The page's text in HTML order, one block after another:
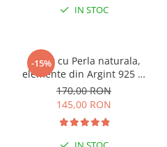
IN STOC
-15%
Colier cu Perla naturala,
elemente din Argint 925 si
margele Miyuki, verde/kiwi
170,00 RON
145,00 RON